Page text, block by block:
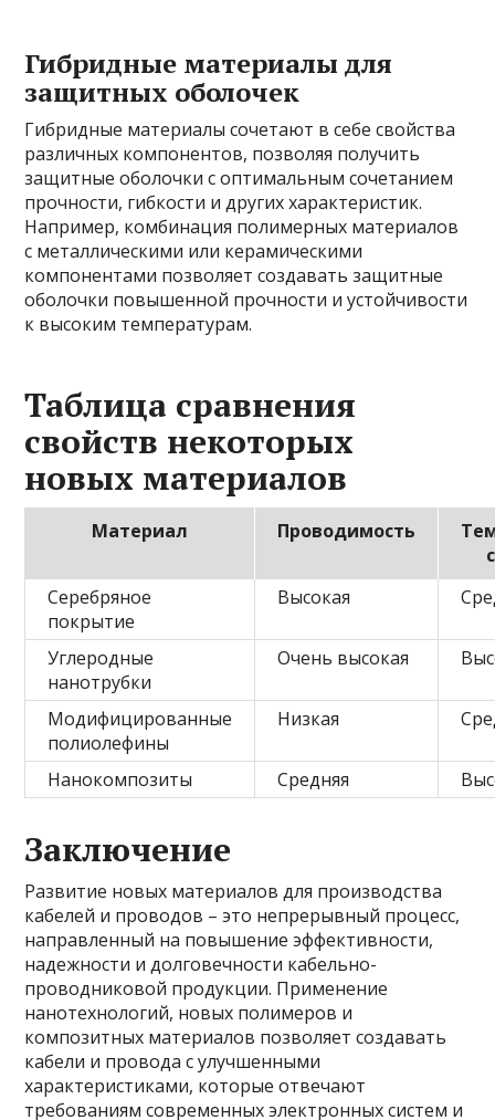
Гибридные материалы для
защитных оболочек
Гибридные материалы сочетают в себе свойства
различных компонентов, позволяя получить
защитные оболочки с оптимальным сочетанием
прочности, гибкости и других характеристик.
Например, комбинация полимерных материалов
с металлическими или керамическими
компонентами позволяет создавать защитные
оболочки повышенной прочности и устойчивости
к высоким температурам.
Таблица сравнения
свойств некоторых
новых материалов
Материал Проводимость
Серебряное
покрытие
Высокая
Углеродные
нанотрубки
Очень высокая
Модифицированные
полиолефины
Низкая
Нанокомпозиты Средняя
Заключение
Развитие новых материалов для производства
кабелей и проводов – это непрерывный процесс,
направленный на повышение эффективности,
надежности и долговечности кабельно-
проводниковой продукции. Применение
нанотехнологий, новых полимеров и
композитных материалов позволяет создавать
кабели и провода с улучшенными
характеристиками, которые отвечают
требованиям современных электронных систем и